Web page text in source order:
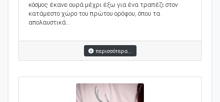
κόσμος έκανε ουρά μέχρι έξω για ένα τραπέζι στον
κατάμεστο χώρο του πρώτου ορόφου, όπου τα
απολαυστικά...
περισσότερα...